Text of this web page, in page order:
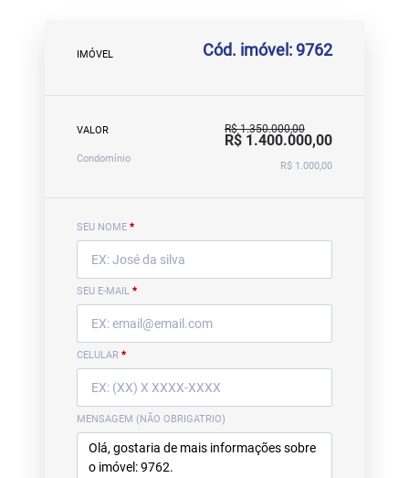
IMÓVEL Cód. imóvel: 9762
VALOR R$ 1.350.000,00
R$ 1.400.000,00
Condomínio
R$ 1.000,00
SEU NOME *
SEU E-MAIL *
CELULAR *
MENSAGEM (NÃO OBRIGATRIO)